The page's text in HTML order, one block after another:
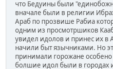
что Бедуины были
вначале были в религии
Араб по прозвише Рабиа
одним из просмотршиков
увидел идолов и принес их в
начили быт язычниками. Но
принимали горожане
болшие идол были в городах